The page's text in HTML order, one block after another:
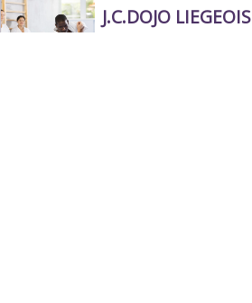
J.C.DOJO LIEGEOIS